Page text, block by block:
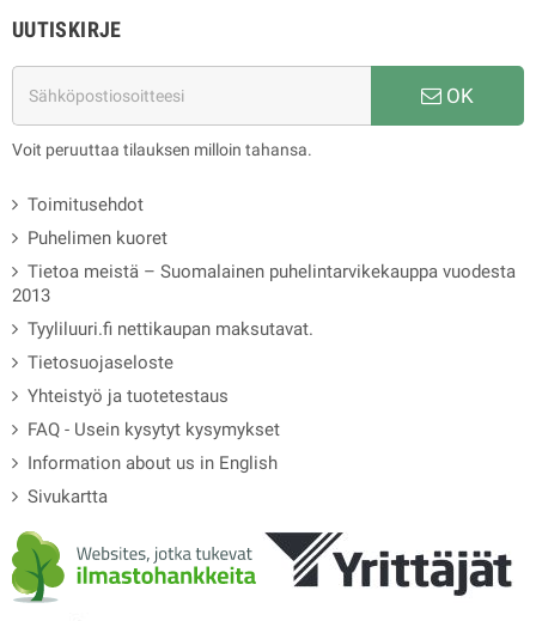
UUTISKIRJE
OK
Voit peruuttaa tilauksen milloin tahansa.
Toimitusehdot
Puhelimen kuoret
Tietoa meistä – Suomalainen puhelintarvikekauppa vuodesta
2013
Tyyliluuri.fi nettikaupan maksutavat.
Tietosuojaseloste
Yhteistyö ja tuotetestaus
FAQ - Usein kysytyt kysymykset
Information about us in English
Sivukartta